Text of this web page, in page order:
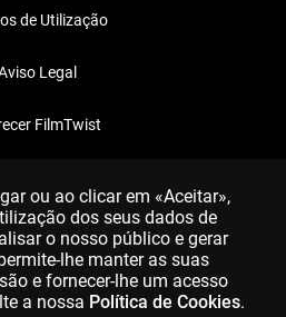
de Utilização
Legal
FilmTwist
ou ao clicar em «Aceitar»,
dos seus dados de
o nosso público e gerar
lhe manter as suas
e fornecer-lhe um acesso
a nossa Política de Cookies.